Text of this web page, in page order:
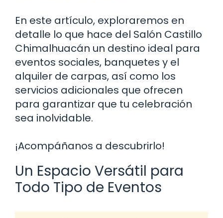
En este artículo, exploraremos en
detalle lo que hace del Salón Castillo
Chimalhuacán un destino ideal para
eventos sociales, banquetes y el
alquiler de carpas, así como los
servicios adicionales que ofrecen
para garantizar que tu celebración
sea inolvidable.
¡Acompáñanos a descubrirlo!
Un Espacio Versátil para
Todo Tipo de Eventos